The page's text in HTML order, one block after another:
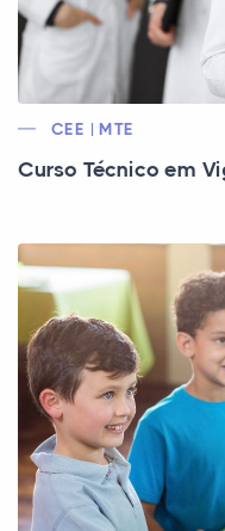
CEE | MTE
Curso Técnico em